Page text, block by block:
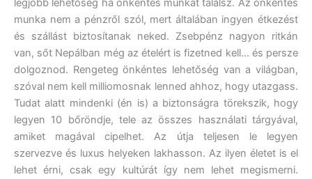
munka nem a pénzről szól, mert általában ingyen étkezést
és szállást biztosítanak neked. Zsebpénz nagyon ritkán
van, sőt Nepálban még az ételért is fizetned kell… és persze
dolgoznod. Rengeteg önkéntes lehetőség van a világban,
szóval nem kell milliomosnak lenned ahhoz, hogy utazgass.
Tudat alatt mindenki (én is) a biztonságra törekszik, hogy
legyen 10 bőröndje, tele az összes használati tárgyával,
amiket magával cipelhet. Az útja teljesen le legyen
szervezve és luxus helyeken lakhasson. Az ilyen életet is el
lehet érni, csak egy kultúrát így nem lehet megismerni.